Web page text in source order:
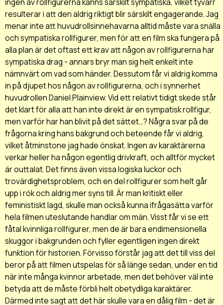
resulterar i att den aldrig riktigt blir särskilt engagerande. Jag
menar inte att huvudrollsinnehavarna alltid måste vara snälla
och sympatiska rollfigurer, men för att en film ska fungera på
alla plan är det oftast ett krav att någon av rollfigurerna har
sympatiska drag - annars bryr man sig helt enkelt inte
nämnvärt om vad som händer. Dessutom får vi aldrig komma
in på djupet hos någon av rollfigurerna, och i synnerhet
huvudrollen Daniel Plainview. Vid ett relativt tidigt skede står
det klart för alla att han inte direkt är en sympatisk rollfigur,
men varför har han blivit på det sättet...? Några svar på de
frågorna kring hans bakgrund och beteende får vi aldrig,
vilket åtminstone jag hade önskat. Ingen av karaktärerna
verkar heller ha någon egentlig drivkraft, och alltför mycket
är outtalat. Det finns även vissa logiska luckor och
trovärdighetsproblem, och en del rollfigurer som helt går
upp i rök och aldrig mer syns till. Är man kritiskt eller
feministiskt lagd, skulle man också kunna ifrågasätta varför
hela filmen uteslutande handlar om män. Visst får vi se ett
fåtal kvinnliga rollfigurer, men de är bara endimensionella
skuggor i bakgrunden och fyller egentligen ingen direkt
funktion för historien. Förvisso förstår jag att det till viss del
beror på att filmen utspelas för så länge sedan, under en tid
när inte många kvinnor arbetade, men det behöver väl inte
betyda att de måste förbli helt obetydliga karaktärer.
Därmed inte sagt att det här skulle vara en dålig film - det är